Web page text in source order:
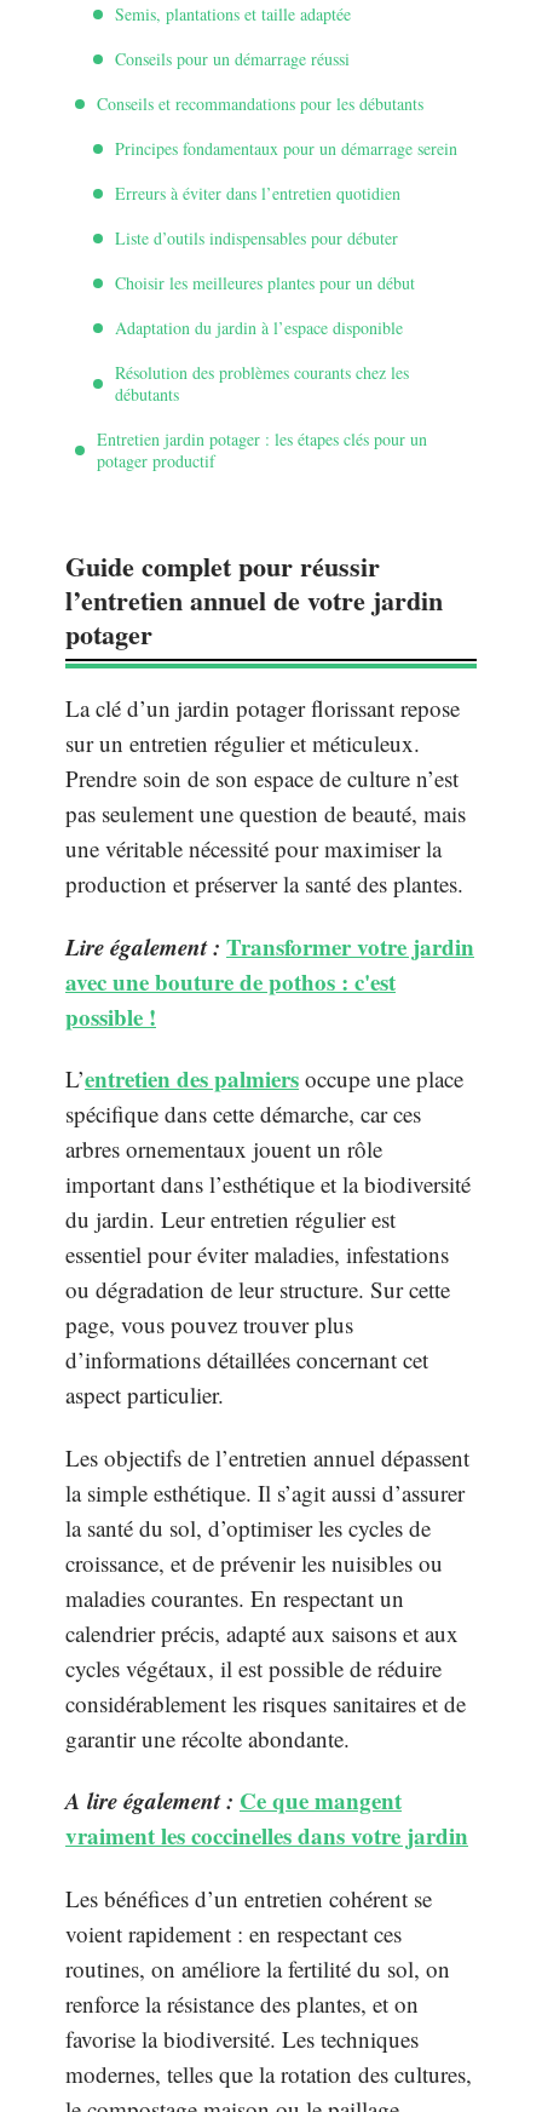
Semis, plantations et taille adaptée
Conseils pour un démarrage réussi
Conseils et recommandations pour les débutants
Principes fondamentaux pour un démarrage serein
Erreurs à éviter dans l’entretien quotidien
Liste d’outils indispensables pour débuter
Choisir les meilleures plantes pour un début
Adaptation du jardin à l’espace disponible
Résolution des problèmes courants chez les
débutants
Entretien jardin potager : les étapes clés pour un
potager productif
Guide complet pour réussir
l’entretien annuel de votre jardin
potager
La clé d’un jardin potager florissant repose
sur un entretien régulier et méticuleux.
Prendre soin de son espace de culture n’est
pas seulement une question de beauté, mais
une véritable nécessité pour maximiser la
production et préserver la santé des plantes.
Lire également : Transformer votre jardin
avec une bouture de pothos : c'est
possible !
L’entretien des palmiers occupe une place
spécifique dans cette démarche, car ces
arbres ornementaux jouent un rôle
important dans l’esthétique et la biodiversité
du jardin. Leur entretien régulier est
essentiel pour éviter maladies, infestations
ou dégradation de leur structure. Sur cette
page, vous pouvez trouver plus
d’informations détaillées concernant cet
aspect particulier.
Les objectifs de l’entretien annuel dépassent
la simple esthétique. Il s’agit aussi d’assurer
la santé du sol, d’optimiser les cycles de
croissance, et de prévenir les nuisibles ou
maladies courantes. En respectant un
calendrier précis, adapté aux saisons et aux
cycles végétaux, il est possible de réduire
considérablement les risques sanitaires et de
garantir une récolte abondante.
A lire également : Ce que mangent
vraiment les coccinelles dans votre jardin
Les bénéfices d’un entretien cohérent se
voient rapidement : en respectant ces
routines, on améliore la fertilité du sol, on
renforce la résistance des plantes, et on
favorise la biodiversité. Les techniques
modernes, telles que la rotation des cultures,